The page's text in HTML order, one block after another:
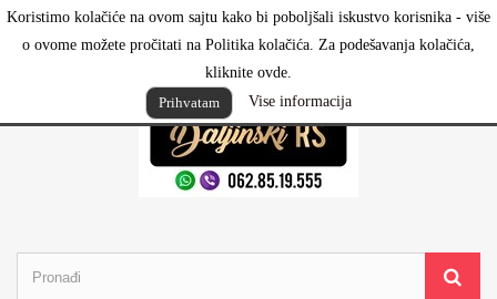
Koristimo kolačiće na ovom sajtu kako bi poboljšali iskustvo korisnika - više
o ovome možete pročitati na Politika kolačića. Za podešavanja kolačića,
kliknite ovde.
Prihvatam
Vise informacija
Prijavi se